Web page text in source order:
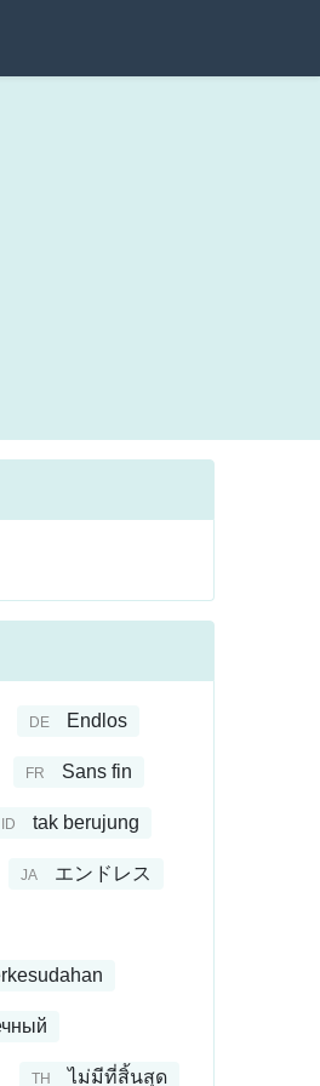
DE Endlos
FR Sans fin
ID tak berujung
JA エンドレス
TH ไม่มีที่สิ้นสุด